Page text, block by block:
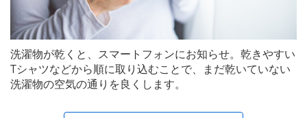
洗濯物が乾くと、スマートフォンにお知らせ。乾きやすい
Tシャツなどから順に取り込むことで、まだ乾いていない
洗濯物の空気の通りを良くします。